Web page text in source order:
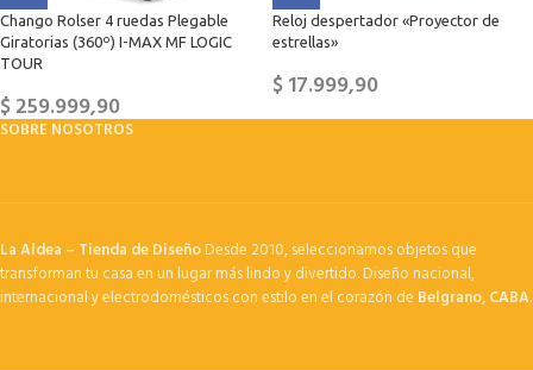
Chango Rolser 4 ruedas Plegable
Giratorias (360º) I-MAX MF LOGIC
TOUR
$259.999,90
Reloj despertador «Proyector de
estrellas»
$17.999,90
SOBRE NOSOTROS
La Aldea – Tienda de DiseñoDesde 2010, seleccionamos objetos que
transforman tu casa en un lugar más lindo y divertido. Diseño nacional,
internacional y electrodomésticos con estilo en el corazón de Belgrano, CABA.